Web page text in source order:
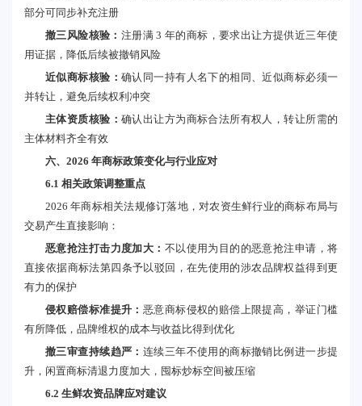
部分可同步补充注册
撤三风险核验： 注册满 3 年的商标，要求出让方提供近三年使
用证据，降低后续被撤销风险
近似商标核验： 确认同一持有人名下的相同、近似商标必须一
并转让，避免后续权利冲突
主体资质核验： 确认出让方为商标合法所有权人，转让所需的
主体材料齐全有效
六、2026 年商标政策变化与行业应对
6.1 相关政策调整重点
2026 年商标相关法规修订落地，对农资生鲜行业的商标布局与
交易产生直接影响：
恶意抢注打击力度加大： 不以使用为目的的恶意抢注申请，将
直接依据商标法第四条予以驳回，在先使用的涉农品牌权益得到更
有力的保护
侵权赔偿标准提升： 恶意商标侵权的赔偿上限提高，举证门槛
有所降低，品牌维权的成本与收益比得到优化
撤三审查持续趋严： 连续三年不使用的商标撤销比例进一步提
升，闲置商标清退力度加大，囤标炒标空间被压缩
6.2 生鲜农资品牌应对建议